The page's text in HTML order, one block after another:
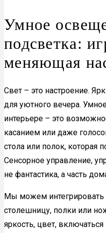
Умное
подсветка:
меняющая
Свет – это настроение.
для уютного вечера.
интерьере – это
касанием или даже
стола или полок, которая
Сенсорное управление,
не фантастика, а часть
Мы можем интегрировать
столешницу, полки или
яркость, цвет,